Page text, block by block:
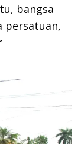
bangsa
persatuan,